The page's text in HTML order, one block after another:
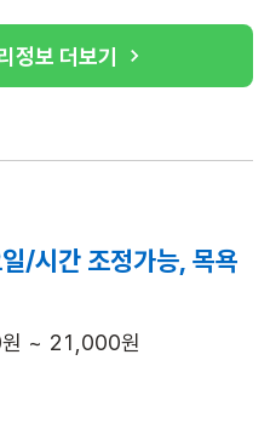
정보 더보기
/시간 조정가능, 목욕
~ 21,000원